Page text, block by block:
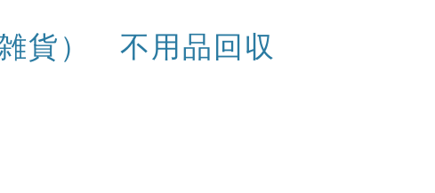
貨） 不用品回収